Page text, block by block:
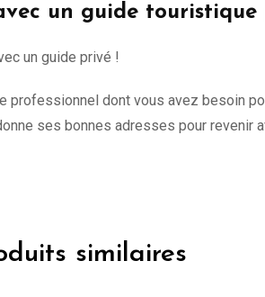
un guide touristique
un guide privé !
professionnel dont vous avez besoin
ses bonnes adresses pour revenir
similaires